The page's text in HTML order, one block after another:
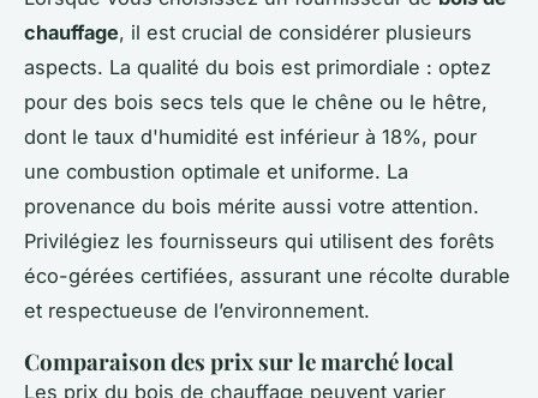
chauffage, il est crucial de considérer plusieurs
aspects. La qualité du bois est primordiale : optez
pour des bois secs tels que le chêne ou le hêtre,
dont le taux d'humidité est inférieur à 18%, pour
une combustion optimale et uniforme. La
provenance du bois mérite aussi votre attention.
Privilégiez les fournisseurs qui utilisent des forêts
éco-gérées certifiées, assurant une récolte durable
et respectueuse de l’environnement.
Comparaison des prix sur le marché local
Les prix du bois de chauffage peuvent varier